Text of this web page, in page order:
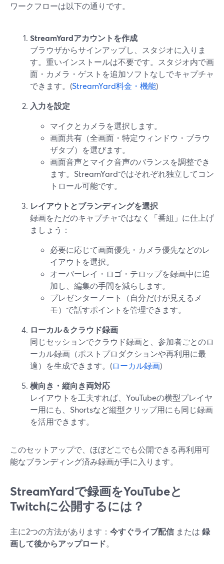
ワークフローは以下の通りです。
StreamYardアカウントを作成
ブラウザからサインアップし、スタジオに入りま
す。重いインストールは不要です。スタジオ内で画
面・カメラ・ゲストを追加ソフトなしでキャプチャ
できます。(StreamYard料金・機能)
入力を設定
マイクとカメラを選択します。
画面共有（全画面・特定ウィンドウ・ブラウ
ザタブ）を選びます。
画面音声とマイク音声のバランスを調整でき
ます。StreamYardではそれぞれ独立してコン
トロール可能です。
レイアウトとブランディングを選択
録画をただのキャプチャではなく「番組」に仕上げ
ましょう：
必要に応じて画面優先・カメラ優先などのレ
イアウトを選択。
オーバーレイ・ロゴ・テロップを録画中に追
加し、編集の手間を減らします。
プレゼンターノート（自分だけが見えるメ
モ）で話すポイントを管理できます。
ローカル＆クラウド録画
同じセッションでクラウド録画と、参加者ごとのロ
ーカル録画（ポストプロダクションや再利用に最
適）を生成できます。(ローカル録画)
横向き・縦向き両対応
レイアウトを工夫すれば、YouTubeの横型プレイヤ
ー用にも、Shortsなど縦型クリップ用にも同じ録画
を活用できます。
このセットアップで、ほぼどこでも公開できる再利用可
能なブランディング済み録画が手に入ります。
StreamYardで録画をYouTubeと
Twitchに公開するには？
主に2つの方法があります： 今すぐライブ配信 または 録
画して後からアップロード。